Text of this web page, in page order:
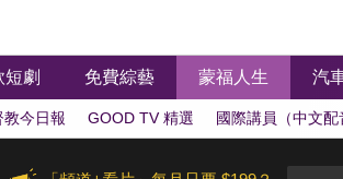
短劇 免費綜藝 蒙福人生 汽
教今日報 GOOD TV 精選 國際講員（中文配